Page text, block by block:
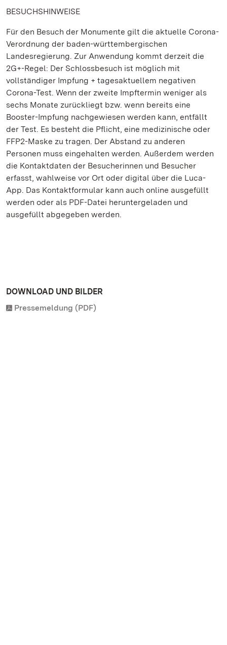
BESUCHSHINWEISE
Für den Besuch der Monumente gilt die aktuelle Corona-
Verordnung der baden-württembergischen
Landesregierung. Zur Anwendung kommt derzeit die
2G+-Regel: Der Schlossbesuch ist möglich mit
vollständiger Impfung + tagesaktuellem negativen
Corona-Test. Wenn der zweite Impftermin weniger als
sechs Monate zurückliegt bzw. wenn bereits eine
Booster-Impfung nachgewiesen werden kann, entfällt
der Test. Es besteht die Pflicht, eine medizinische oder
FFP2-Maske zu tragen. Der Abstand zu anderen
Personen muss eingehalten werden. Außerdem werden
die Kontaktdaten der Besucherinnen und Besucher
erfasst, wahlweise vor Ort oder digital über die Luca-
App. Das Kontaktformular kann auch online ausgefüllt
werden oder als PDF-Datei heruntergeladen und
ausgefüllt abgegeben werden.
DOWNLOAD UND BILDER
Pressemeldung (PDF)